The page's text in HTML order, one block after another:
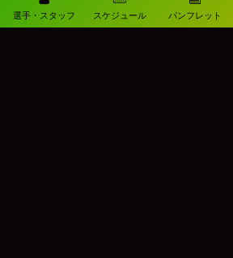
選手・スタッフ スケジュール パンフレット